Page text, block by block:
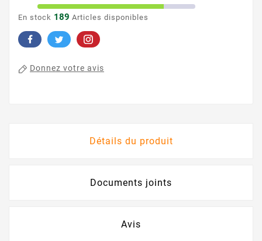
En stock 189 Articles disponibles
Donnez votre avis
Détails du produit
Documents joints
Avis